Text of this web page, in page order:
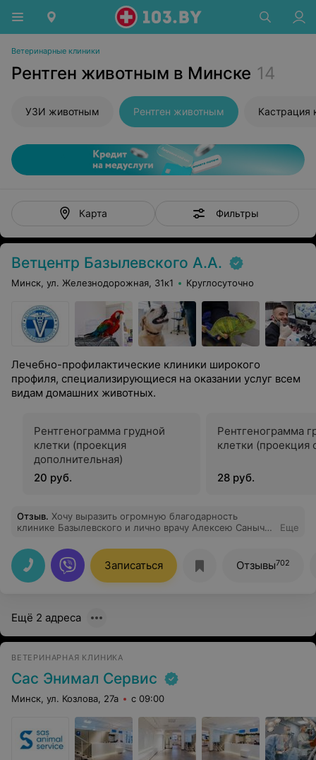
Ветеринарные клиники
Рентген животным в Минске 14
УЗИ животным Рентген животным Кастрация
Карта Фильтры
Ветцентр Базылевского А.А.
Минск, ул. Железнодорожная, 31к1 Круглосуточно
Лечебно-профилактические клиники широкого
профиля, специализирующиеся на оказании услуг всем
видам домашних животных.
Рентгенограмма грудной
клетки (проекция
дополнительная)
20 руб.
Рентгенограмма
клетки (проекция
28 руб.
Отзыв. Хочу выразить огромную благодарность
клинике Базылевского и лично врачу Алексею Санычу.
приняли без очереди, быстро сделали рентген и
поставили точный диагноз. Врач был очень
внимателен к нашему питомцу, все подробно
объяснил и назначил эффективное лечение. Уже на
отношение!
Еще
Записаться Отзывы702
Ещё 2 адреса
ВЕТЕРИНАРНАЯ КЛИНИКА
Сас Энимал Сервис
Минск, ул. Козлова, 27а с 09:00